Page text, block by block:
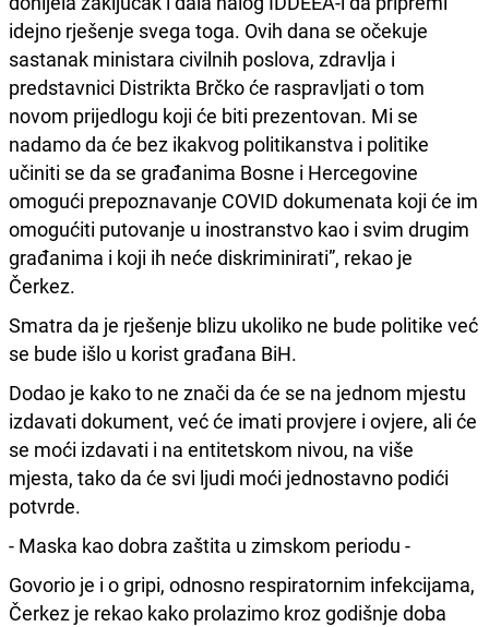
idejno rješenje svega toga. Ovih dana se očekuje
sastanak ministara civilnih poslova, zdravlja i
predstavnici Distrikta Brčko će raspravljati o tom
novom prijedlogu koji će biti prezentovan. Mi se
nadamo da će bez ikakvog politikanstva i politike
učiniti se da se građanima Bosne i Hercegovine
omogući prepoznavanje COVID dokumenata koji će im
omogućiti putovanje u inostranstvo kao i svim drugim
građanima i koji ih neće diskriminirati”, rekao je
Čerkez.
Smatra da je rješenje blizu ukoliko ne bude politike već
se bude išlo u korist građana BiH.
Dodao je kako to ne znači da će se na jednom mjestu
izdavati dokument, već će imati provjere i ovjere, ali će
se moći izdavati i na entitetskom nivou, na više
mjesta, tako da će svi ljudi moći jednostavno podići
potvrde.
- Maska kao dobra zaštita u zimskom periodu -
Govorio je i o gripi, odnosno respiratornim infekcijama,
Čerkez je rekao kako prolazimo kroz godišnje doba